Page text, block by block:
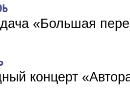
«Большая
концерт